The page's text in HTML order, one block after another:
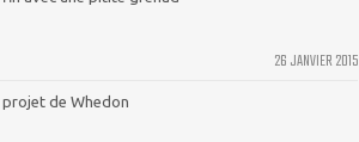
26 JANVIER 2015
de Whedon